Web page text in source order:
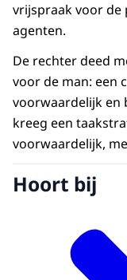
vrijspraak voor de
agenten.
De rechter deed
voor de man: een
voorwaardelijk en
kreeg een
voorwaardelijk,
Hoort bij